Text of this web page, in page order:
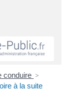
conduire >
à la suite